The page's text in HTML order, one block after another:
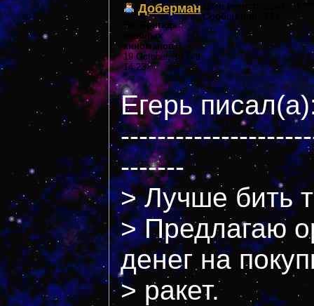
Доберман
Re: Бригада
злобных
киноманов
19 October, 2005 в
14:23
Дата регистрации: 37
Сообщений: 144
Егерь
-------
> Лучше бить
> Предлагаю
денег на
> ракет.